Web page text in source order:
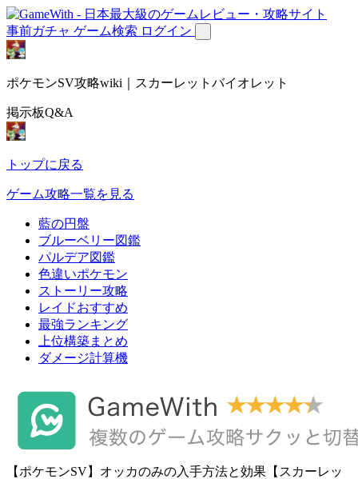
事前ガチャ ゲーム検索 ログイン
ポケモンSV攻略wiki｜スカーレットバイオレット
掲示板Q&A
トップに戻る
ゲーム攻略一覧を見る
藍の円盤
ブルーベリー図鑑
パルデア図鑑
色違いポケモン
ストーリー攻略
レイドおすすめ
最強ランキング
上位構築まとめ
ダメージ計算機
【ポケモンSV】オッカのみの入手方法と効果【スカーレッ